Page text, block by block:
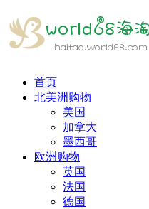
首页
北美洲购物
美国
加拿大
墨西哥
欧洲购物
英国
法国
德国